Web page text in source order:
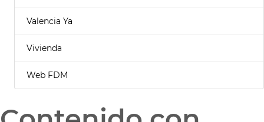
Valencia Ya
Vivienda
Web FDM